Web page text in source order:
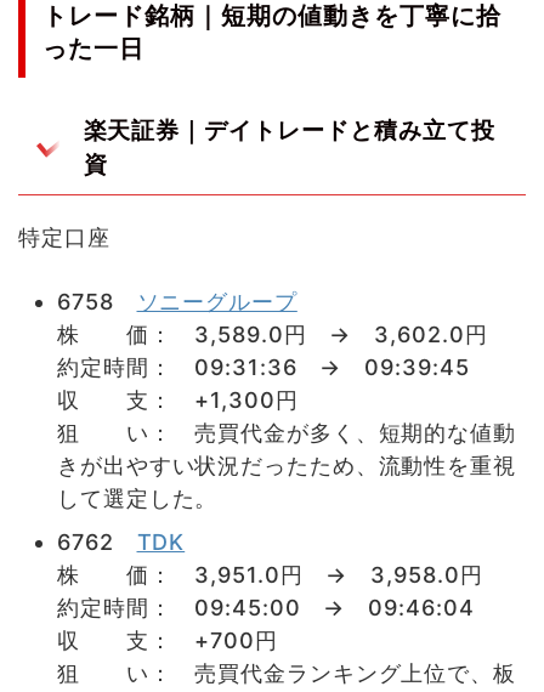
トレード銘柄｜短期の値動きを丁寧に拾
った一日
楽天証券｜デイトレードと積み立て投
資
特定口座
6758
ソニーグループ
株 価： 3,589.0円 → 3,602.0円
約定時間： 09:31:36 → 09:39:45
収 支： +1,300円
狙 い： 売買代金が多く、短期的な値動
きが出やすい状況だったため、流動性を重視
して選定した。
6762 TDK
株 価： 3,951.0円 → 3,958.0円
約定時間： 09:45:00 → 09:46:04
収 支： +700円
狙 い： 売買代金ランキング上位で、板